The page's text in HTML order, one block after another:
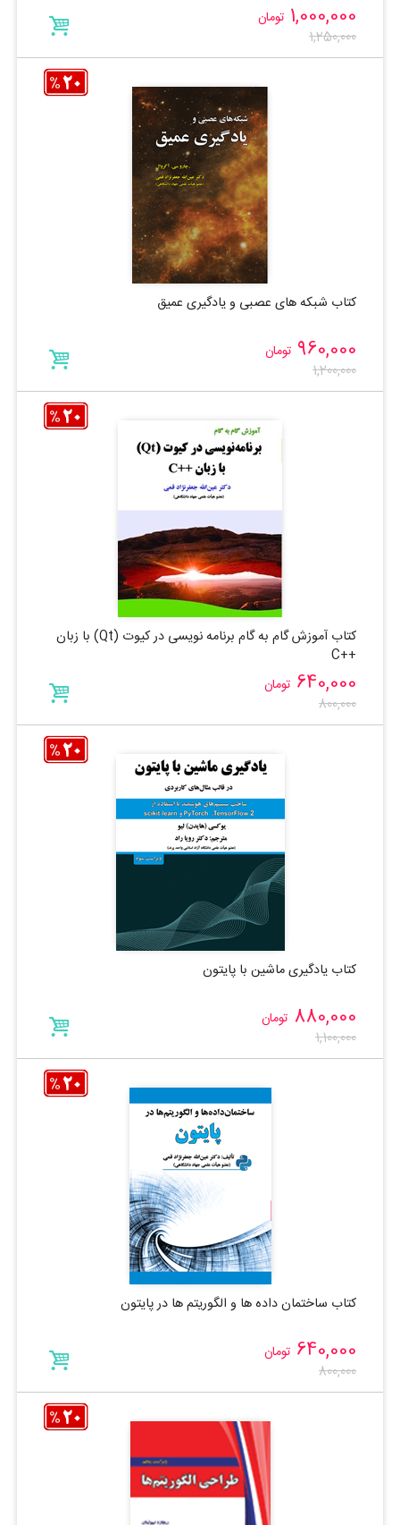
1,000,000 تومان
1,250,000
کتاب شبکه های عصبی و یادگیری عمیق
960,000 تومان
1,200,000
کتاب آموزش گام به گام برنامه نویسی در کیوت (Qt) با زبان
++C
640,000 تومان
800,000
کتاب یادگیری ماشین با پایتون
880,000 تومان
1,100,000
کتاب ساختمان داده ها و الگوریتم ها در پایتون
640,000 تومان
800,000